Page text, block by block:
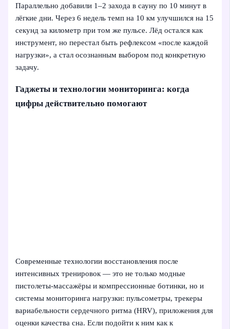
Параллельно добавили 1–2 захода в сауну по 10 минут в
лёгкие дни. Через 6 недель темп на 10 км улучшился на 15
секунд за километр при том же пульсе. Лёд остался как
инструмент, но перестал быть рефлексом «после каждой
нагрузки», а стал осознанным выбором под конкретную
задачу.
Гаджеты и технологии мониторинга: когда
цифры действительно помогают
Современные технологии восстановления после
интенсивных тренировок — это не только модные
пистолеты-массажёры и компрессионные ботинки, но и
системы мониторинга нагрузки: пульсометры, трекеры
вариабельности сердечного ритма (HRV), приложения для
оценки качества сна. Если подойти к ним как к